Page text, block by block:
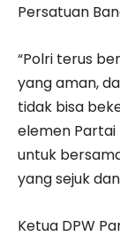
Persatuan
“Polri terus
yang aman,
tidak bisa
elemen Partai
untuk
yang sejuk
Ketua DPW